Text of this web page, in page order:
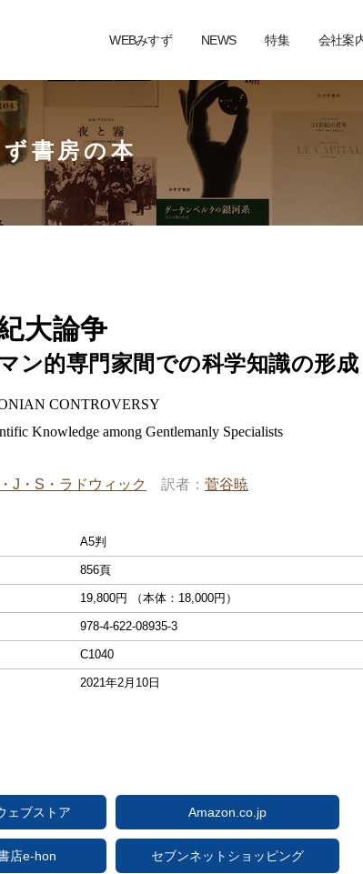
WEBみすず NEWS 特集 会社案
書房の本
大論争
ン的専門家間での科学知識の形成
CONTROVERSY
Knowledge among Gentlemanly Specialists
J・S・ラドウィック 訳者 菅谷暁
A5判
856頁
19,800円 （本体：18,000円）
978-4-622-08935-3
C1040
2021年2月10日
ェブストア Amazon.co.jp
店e-hon セブンネットショッピング